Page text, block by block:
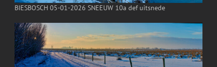
BIESBOSCH 05-01-2026 SNEEUW 10a def uitsnede